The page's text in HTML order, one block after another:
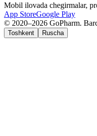
Mobil ilovada chegirmalar,
App StoreGoogle Play
© 2020–2026 GoPharm.
Toshkent Ruscha